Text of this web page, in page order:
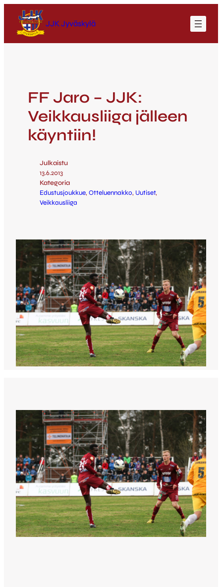
JJK Jyväskylä
FF Jaro – JJK:
Veikkausliiga jälleen
käyntiin!
Julkaistu
13.6.2013
Kategoria
Edustusjoukkue, Otteluennakko, Uutiset
Veikkausliiga